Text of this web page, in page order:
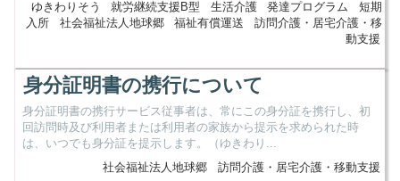
ゆきわりそう
就労継続支援B型 生活介護 発達プログラム
短期
入所
社会福祉法人地球郷 福祉有償運送
訪問介護・居宅介護・移
動支援
身分証明書の携行について
身分証明書の携行サービス従事者は、常にこの身分証を携行し、初
回訪問時及び利用者または利用者の家族から提示を求められた時
は、いつでも身分証を提示します。（ゆきわり...
社会福祉法人地球郷
訪問介護・居宅介護・移動支援